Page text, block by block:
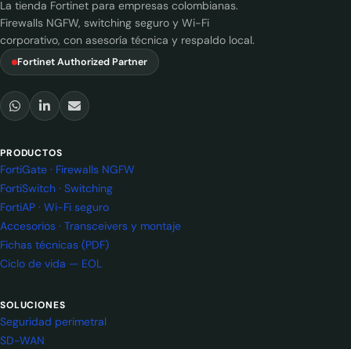
La tienda Fortinet para empresas colombianas.
Firewalls NGFW, switching seguro y Wi-Fi
corporativo, con asesoría técnica y respaldo local.
Fortinet Authorized Partner
PRODUCTOS
FortiGate · Firewalls NGFW
FortiSwitch · Switching
FortiAP · Wi-Fi seguro
Accesorios · Transceivers y montaje
Fichas técnicas (PDF)
Ciclo de vida — EOL
SOLUCIONES
Seguridad perimetral
SD-WAN